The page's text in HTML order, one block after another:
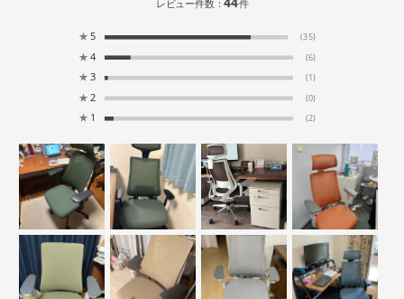
レビュー件数： 件
★ 5 (35)
★ 4 (6)
★ 3 (1)
★ 2 (0)
★ 1 (2)